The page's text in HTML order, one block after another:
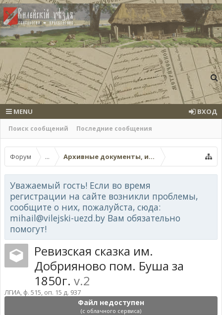
Поиск сообщений Последние сообщения
MENU ВХОД
Форум ... Архивные документы, исторические
Уважаемый гость! Если во время
регистрации на сайте возникли проблемы,
сообщите о них, пожалуйста, сюда:
mihail@vilejski-uezd.by Вам обязательно
помогут!
Файл недоступен
(с облачного сервиса)
Ревизская сказка им.
Добрияново пом. Буша за
1850г. v.2
ЛГИА, ф. 515, оп. 15 д. 937